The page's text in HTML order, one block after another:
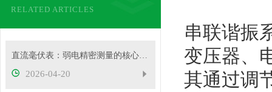
RELATED ARTICLES
直流毫伏表：弱电精密测量的核心工具
2026-04-20
串联谐振
变压器、
其通过调